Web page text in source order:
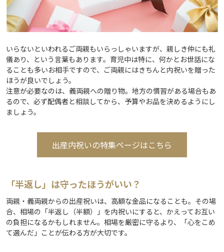
いらないといわれるご両親もいらっしゃいますが、親しき仲にも礼
儀あり、という言葉もあります。育児中は特に、何かとお世話にな
ることも多いお相手ですので、ご両親にはきちんと内祝いを贈った
ほうが良いでしょう。
注意が必要なのは、義両親への贈り物。地方の慣習がある場合もあ
るので、必ず配偶者と相談してから、予算やお品を決めるようにし
ましょう。
出産内祝いの特集ページはこちら
「半返し」は守ったほうがいい？
両親・義両親からの出産祝いは、高額な金品になることも。その場
合、相場の「半返し（半額）」を内祝いにすると、かえってお互い
の負担になるかもしれません。相場を厳密に守るより、「心をこめ
て選んだ」ことが伝わる方が大切です。